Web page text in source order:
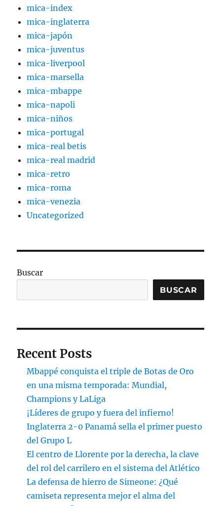
mica-index
mica-inglaterra
mica-japón
mica-juventus
mica-liverpool
mica-marsella
mica-mbappe
mica-napoli
mica-niños
mica-portugal
mica-real betis
mica-real madrid
mica-retro
mica-roma
mica-venezia
Uncategorized
Buscar
BUSCAR
Recent Posts
Mbappé conquista el triple de Botas de Oro
en una misma temporada: Mundial,
Champions y LaLiga
¡Líderes de grupo y fuera del infierno!
Inglaterra 2-0 Panamá sella el primer puesto
del Grupo L
El centro de Llorente por la derecha, la clave
del rol del carrilero en el sistema del Atlético
La defensa de hierro de Simeone: ¿Qué
camiseta representa mejor el alma del